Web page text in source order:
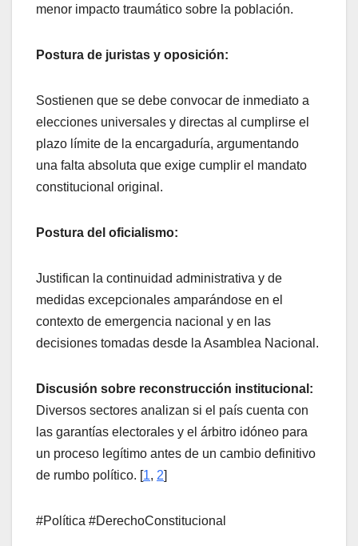
menor impacto traumático sobre la población.
Postura de juristas y oposición:
Sostienen que se debe convocar de inmediato a
elecciones universales y directas al cumplirse el
plazo límite de la encargaduría, argumentando
una falta absoluta que exige cumplir el mandato
constitucional original.
Postura del oficialismo:
Justifican la continuidad administrativa y de
medidas excepcionales amparándose en el
contexto de emergencia nacional y en las
decisiones tomadas desde la Asamblea Nacional.
Discusión sobre reconstrucción institucional:
Diversos sectores analizan si el país cuenta con
las garantías electorales y el árbitro idóneo para
un proceso legítimo antes de un cambio definitivo
de rumbo político. [1, 2]
​#Política #DerechoConstitucional